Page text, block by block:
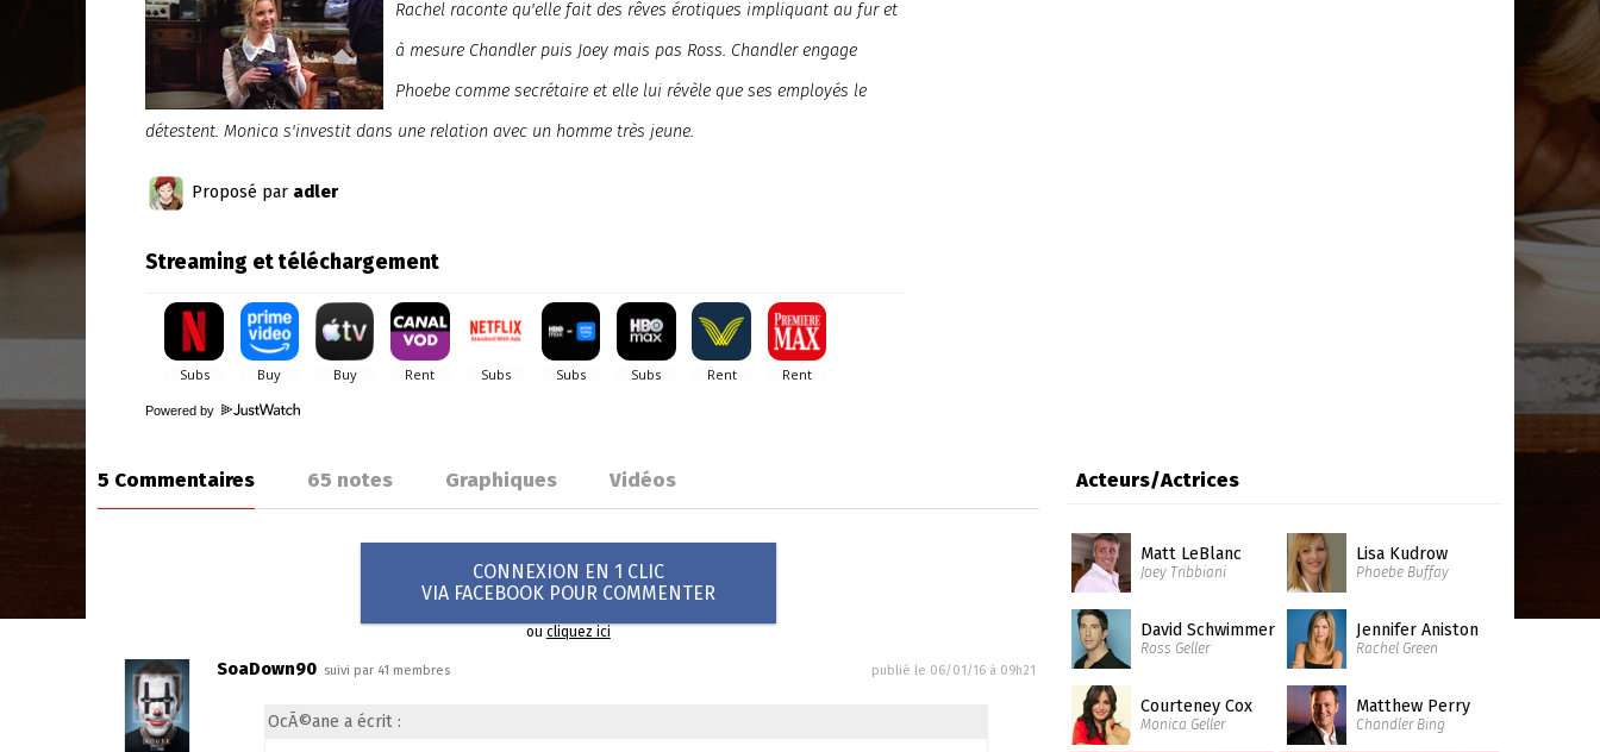
Rachel raconte qu'elle fait des rêves érotiques impliquant au fur et
à mesure Chandler puis Joey mais pas Ross. Chandler engage
Phoebe comme secrétaire et elle lui révèle que ses employés le
détestent. Monica s'investit dans une relation avec un homme très jeune.
Proposé par adler
Streaming et téléchargement
Powered by
5 Commentaires 65 notes Graphiques Vidéos
CONNEXION EN 1 CLIC
VIA FACEBOOK POUR COMMENTER
oucliquez ici
SoaDown90 suivi par 41 membres publié le 06/01/16 à 09h21
OcÃ©ane a écrit :
Acteurs/Actrices
Matt LeBlanc
Joey Tribbiani
Lisa Kudrow
Phoebe Buffay
David Schwimmer
Ross Geller
Jennifer Aniston
Rachel Green
Courteney Cox
Monica Geller
Matthew Perry
Chandler Bing